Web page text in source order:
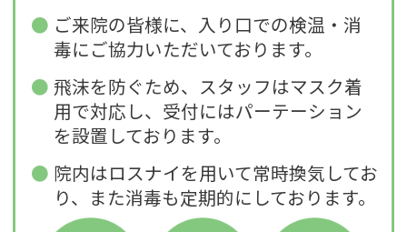
ご来院の皆様に、入り口での検温・消
毒にご協力いただいております。
飛沫を防ぐため、スタッフはマスク着
用で対応し、受付にはパーテーション
を設置しております。
院内はロスナイを用いて常時換気してお
り、また消毒も定期的にしております。